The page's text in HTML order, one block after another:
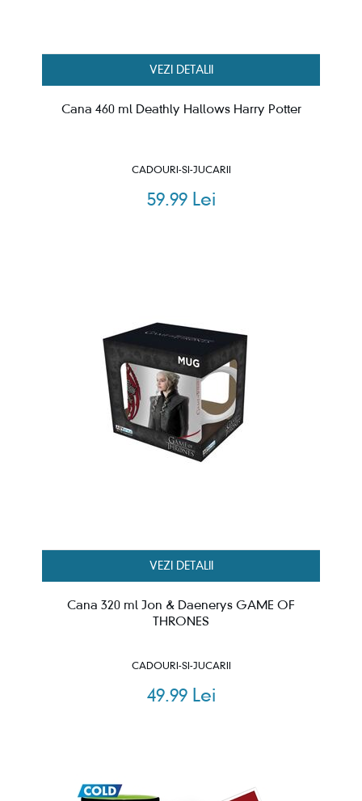
VEZI DETALII
Cana 460 ml Deathly Hallows Harry Potter
CADOURI-SI-JUCARII
59.99 Lei
VEZI DETALII
Cana 320 ml Jon & Daenerys GAME OF
THRONES
CADOURI-SI-JUCARII
49.99 Lei